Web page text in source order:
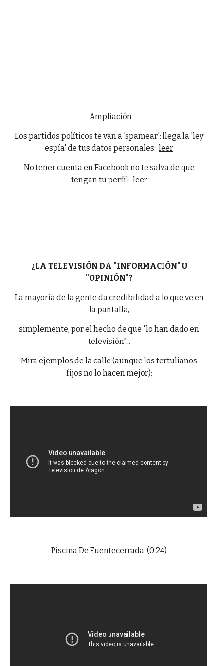
Ampliación
Los partidos políticos te van a 'spamear': llega la 'ley
espía' de tus datos personales: leer
No tener cuenta en Facebook no te salva de que
tengan tu perfil: leer
¿LA TELEVISIÓN DA "INFORMACIÓN" U
"OPINIÓN"?
La mayoría de la gente da credibilidad a lo que ve en
la pantalla,
simplemente, por el hecho de que "lo han dado en
televisión"...
Mira ejemplos de la calle (aunque los tertulianos
fijos no lo hacen mejor):
Piscina De Fuentecerrada (0:24)